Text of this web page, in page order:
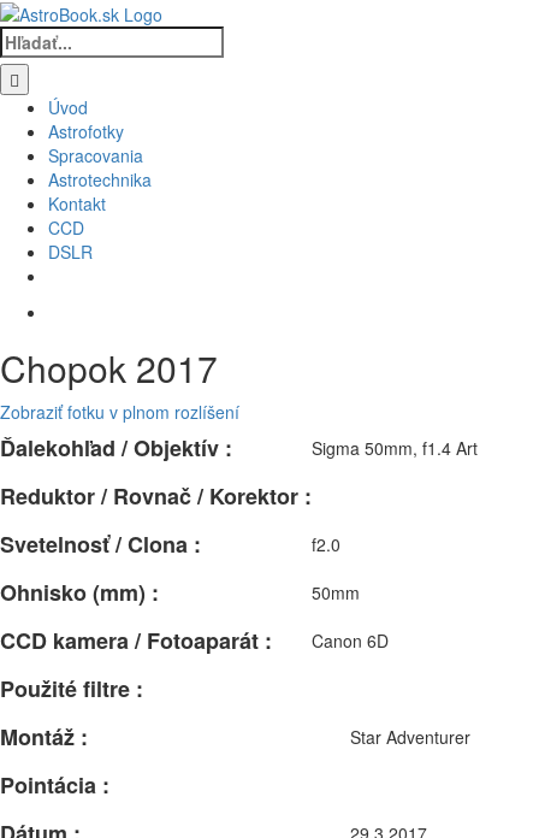
Skip
to
content
Hľadať:
Úvod
Astrofotky
Spracovania
Astrotechnika
Kontakt
CCD
DSLR
Chopok 2017
Zobraziť fotku v plnom rozlíšení
Ďalekohľad / Objektív : Sigma 50mm, f1.4 Art
Reduktor / Rovnač / Korektor :
Svetelnosť / Clona :
f2.0
Ohnisko (mm) : 50mm
CCD kamera / Fotoaparát : Canon 6D
Použité filtre :
Montáž :
Star Adventurer
Pointácia :